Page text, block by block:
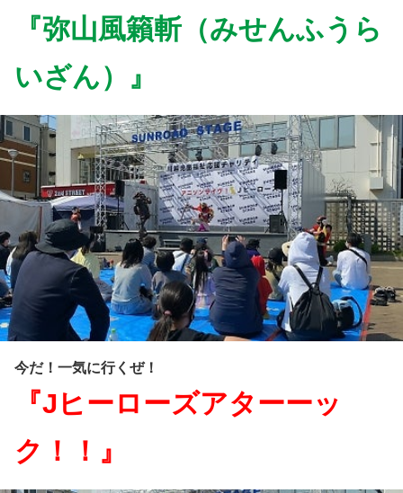
『弥山風籟斬（みせんふうら
いざん）』
今だ！一気に行くぜ！
『Jヒーローズアターーッ
ク！！』